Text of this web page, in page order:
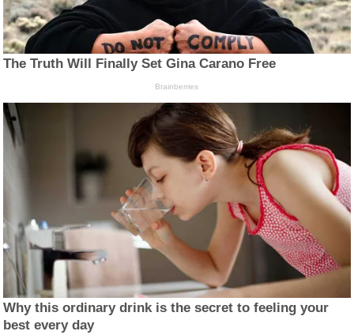
The Truth Will Finally Set Gina Carano Free
Brainberries
Why this ordinary drink is the secret to feeling your
best every day